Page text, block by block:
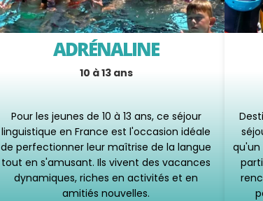
ADRÉNALINE
10 à 13 ans
Pour les jeunes de 10 à 13 ans, ce séjour
linguistique en France est l'occasion idéale
de perfectionner leur maîtrise de la langue
tout en s'amusant. Ils vivent des vacances
dynamiques, riches en activités et en
amitiés nouvelles.
qu'un